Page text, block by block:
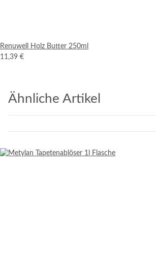
Renuwell Holz Butter 250ml
11,39 €
Ähnliche Artikel